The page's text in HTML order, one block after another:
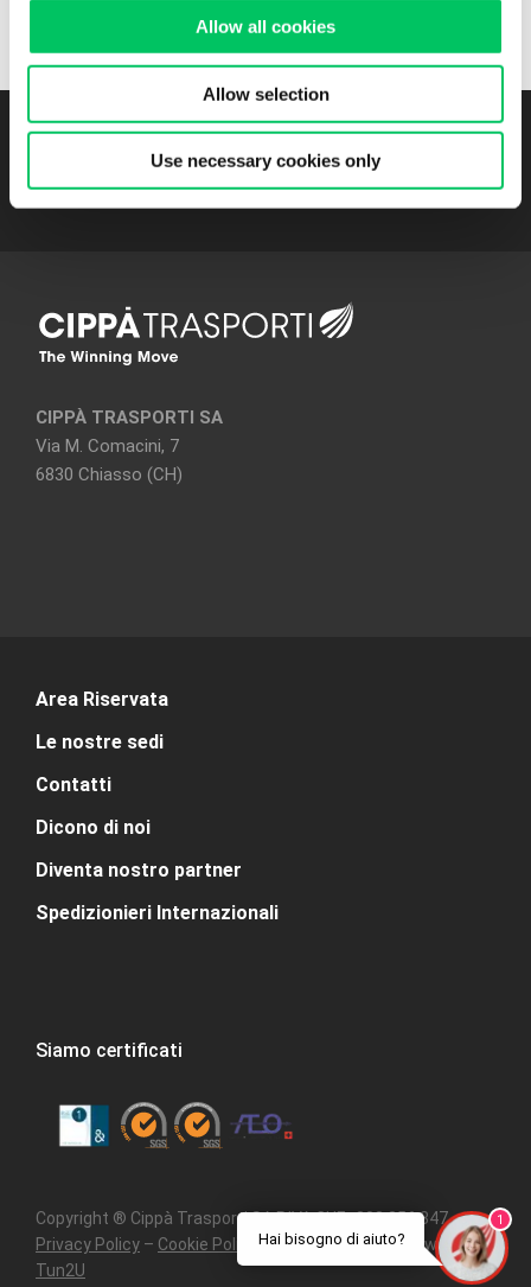
Allow all cookies
Allow selection
Use necessary cookies only
Pagina Facebook, oppure a seguendoci su
InstagrameLinkedIn.
Resta in contatto
CIPPÀ TRASPORTI SA
Via M. Comacini, 7
6830 Chiasso (CH)
Area Riservata
Le nostre sedi
Contatti
Dicono di noi
Diventa nostro partner
Spedizionieri Internazionali
Siamo certificati
Copyright ® Cippà Trasporti SA P.IVA CHE- 308.356.347 –
Privacy Policy – Cookie Policy –Mappa del sito– Powered by
Tun2U
Hai bisogno di aiuto?
1